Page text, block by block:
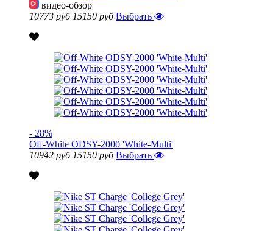
видео-обзор
10773 руб 15150 руб Выбрать
- 28%
Off-White ODSY-2000 'White-Multi'
10942 руб 15150 руб Выбрать